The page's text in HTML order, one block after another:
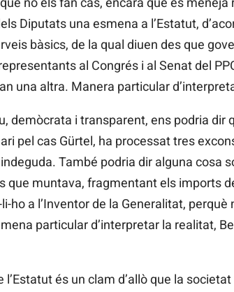
Diputats una esmena a l’Estatut,
bàsics, de la qual diuen des que
al Congrés i al Senat del
una altra. Manera particular
demòcrata i transparent, ens podria dir
pel cas Gürtel, ha processat tres
També podria dir alguna cosa
que muntava, fragmentant els imports
ho a l’Inventor de la Generalitat,
particular d’interpretar la realitat,
és un clam d’allò que la